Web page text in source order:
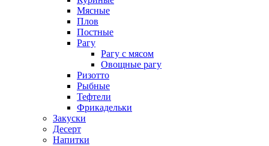
Мясные
Плов
Постные
Рагу
Рагу с мясом
Овощные рагу
Ризотто
Рыбные
Тефтели
Фрикадельки
Закуски
Десерт
Напитки